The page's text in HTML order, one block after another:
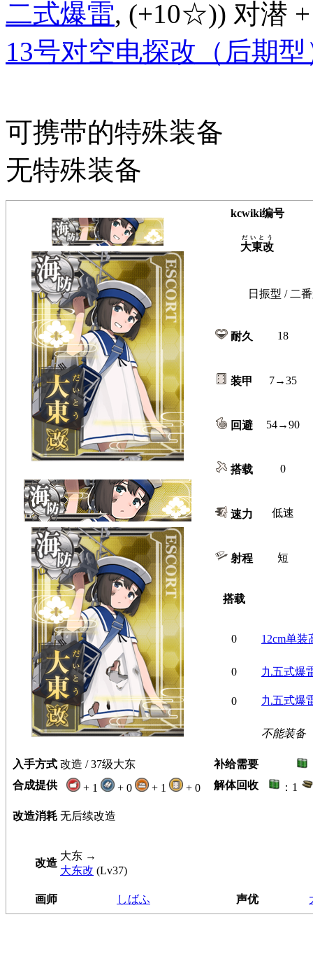
二式爆雷, (+10☆)) 对潜
13号对空电探改（后期型
可携带的特殊装备
无特殊装备
kcwiki编号
大東改
だいとう
日振型 / 二
耐久 18
装甲 7→35
回避 54→90
搭载 0
速力 低速
射程 短
搭载
0 12cm单装
0 九五式爆
0 九五式爆
不能装备
入手方式 改造 / 37级大东 补给需要
合成提供
+ 1 + 0 + 1 + 0 解体回收 ：1
改造消耗 无后续改造
改造
大东 →
大东改 (Lv37)
画师 しばふ 声优